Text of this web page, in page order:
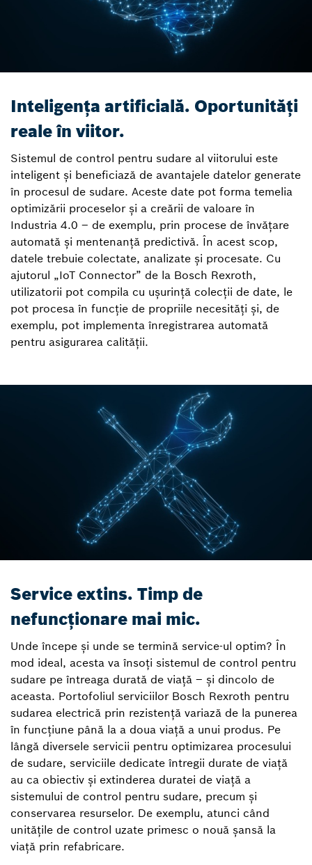
Inteligența artificială. Oportunități
reale în viitor.
Sistemul de control pentru sudare al viitorului este
inteligent și beneficiază de avantajele datelor generate
în procesul de sudare. Aceste date pot forma temelia
optimizării proceselor și a creării de valoare în
Industria 4.0 – de exemplu, prin procese de învățare
automată și mentenanță predictivă. În acest scop,
datele trebuie colectate, analizate și procesate. Cu
ajutorul „IoT Connector” de la Bosch Rexroth,
utilizatorii pot compila cu ușurință colecții de date, le
pot procesa în funcție de propriile necesități și, de
exemplu, pot implementa înregistrarea automată
pentru asigurarea calității.
Service extins. Timp de
nefuncționare mai mic.
Unde începe și unde se termină service-ul optim? În
mod ideal, acesta va însoți sistemul de control pentru
sudare pe întreaga durată de viață – și dincolo de
aceasta. Portofoliul serviciilor Bosch Rexroth pentru
sudarea electrică prin rezistență variază de la punerea
în funcțiune până la a doua viață a unui produs. Pe
lângă diversele servicii pentru optimizarea procesului
de sudare, serviciile dedicate întregii durate de viață
au ca obiectiv și extinderea duratei de viață a
sistemului de control pentru sudare, precum și
conservarea resurselor. De exemplu, atunci când
unitățile de control uzate primesc o nouă șansă la
viață prin refabricare.